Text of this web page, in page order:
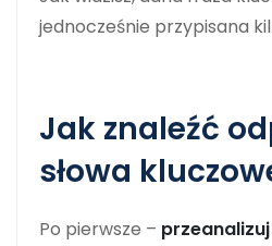
jednocześnie przypisana
Jak znaleźć
słowa
Po pierwsze –